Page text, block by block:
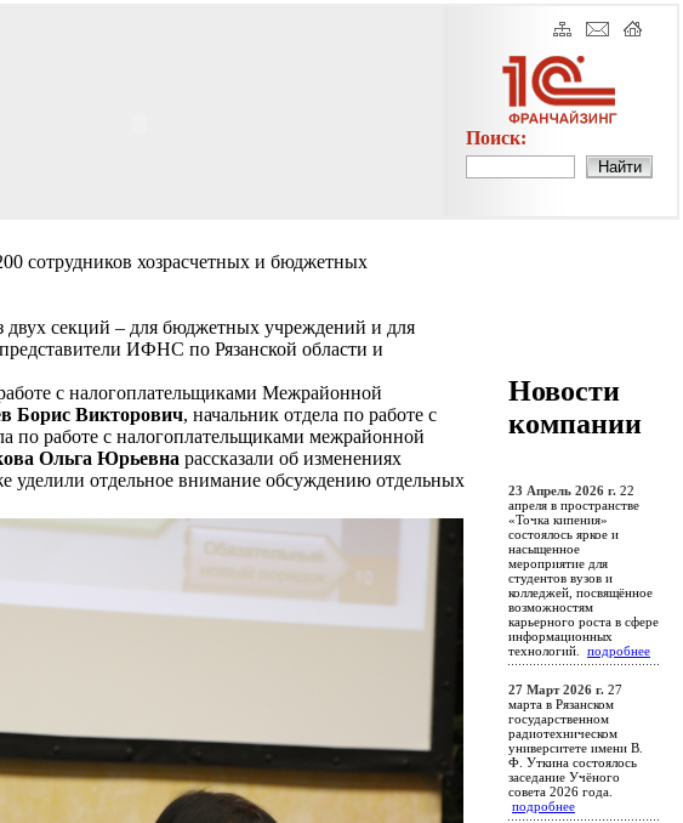
Поиск:
сотрудников хозрасчетных и бюджетных
секций – для бюджетных учреждений и для
ИФНС по Рязанской области и
с налогоплательщиками Межрайонной
Борис Викторович, начальник отдела по работе с
работе с налогоплательщиками межрайонной
Ольга Юрьевна рассказали об изменениях
уделили отдельное внимание обсуждению отдельных
Новости
компании
23 Апрель 2026 г. 22
апреля в пространстве
«Точка кипения»
состоялось яркое и
насыщенное
мероприятие для
студентов вузов и
колледжей, посвящённое
возможностям
карьерного роста в сфере
информационных
технологий. подробнее
27 Март 2026 г. 27
марта в Рязанском
государственном
радиотехническом
университете имени В.
Ф. Уткина состоялось
заседание Учёного
совета 2026 года.
подробнее